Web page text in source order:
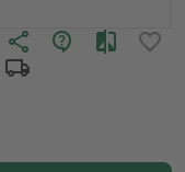
share
local_shipping